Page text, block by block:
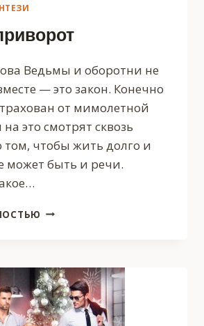
Ведьмы и оборотни не
— это закон. Конечно
от мимолетной
это смотрят сквозь
том, чтобы жить долго и
может быть и речи.
ВОЛЧИЙ